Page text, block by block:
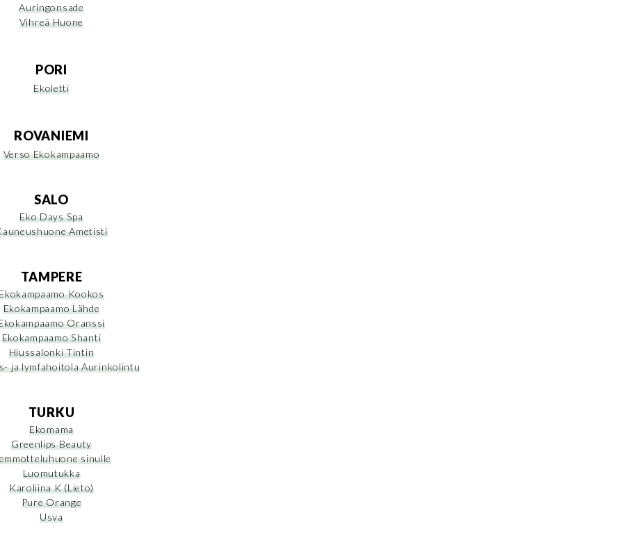
Auringonsade
Vihreä Huone
PORI
Ekoletti
ROVANIEMI
Verso Ekokampaamo
SALO
Eko Days Spa
Ametisti
TAMPERE
Kookos
Ekokampaamo Lähde
Oranssi
Ekokampaamo Shanti
Hiussalonki Tintin
ja lymfahoitola Aurinkolintu
TURKU
Ekomama
Greenlips Beauty
sinulle
Luomutukka
Karoliina K (Lieto)
Pure Orange
Usva